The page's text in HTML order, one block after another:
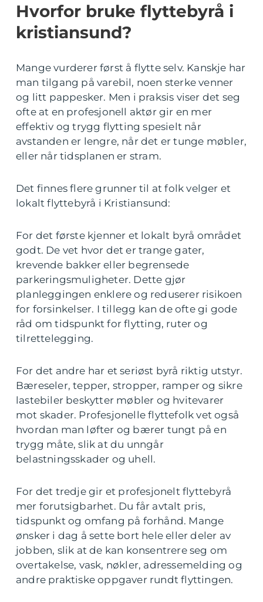
Hvorfor bruke flyttebyrå i
kristiansund?
Mange vurderer først å flytte selv. Kanskje har
man tilgang på varebil, noen sterke venner
og litt pappesker. Men i praksis viser det seg
ofte at en profesjonell aktør gir en mer
effektiv og trygg flytting spesielt når
avstanden er lengre, når det er tunge møbler,
eller når tidsplanen er stram.
Det finnes flere grunner til at folk velger et
lokalt flyttebyrå i Kristiansund:
For det første kjenner et lokalt byrå området
godt. De vet hvor det er trange gater,
krevende bakker eller begrensede
parkeringsmuligheter. Dette gjør
planleggingen enklere og reduserer risikoen
for forsinkelser. I tillegg kan de ofte gi gode
råd om tidspunkt for flytting, ruter og
tilrettelegging.
For det andre har et seriøst byrå riktig utstyr.
Bæreseler, tepper, stropper, ramper og sikre
lastebiler beskytter møbler og hvitevarer
mot skader. Profesjonelle flyttefolk vet også
hvordan man løfter og bærer tungt på en
trygg måte, slik at du unngår
belastningsskader og uhell.
For det tredje gir et profesjonelt flyttebyrå
mer forutsigbarhet. Du får avtalt pris,
tidspunkt og omfang på forhånd. Mange
ønsker i dag å sette bort hele eller deler av
jobben, slik at de kan konsentrere seg om
overtakelse, vask, nøkler, adressemelding og
andre praktiske oppgaver rundt flyttingen.